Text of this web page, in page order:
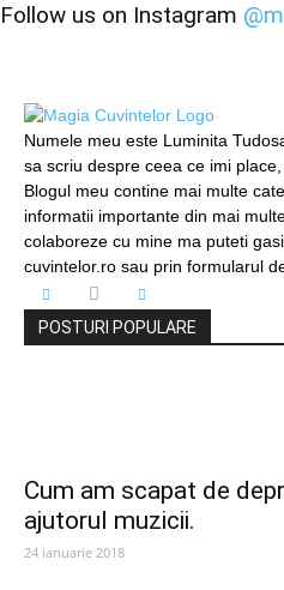
Follow us on Instagram
Numele meu este Luminita
sa scriu despre ceea ce imi
Blogul meu contine mai multe
informatii importante din mai
colaboreze cu mine ma puteti
cuvintelor.ro sau prin formularul
POSTURI POPULARE
Cum am scapat de
ajutorul muzicii.
24 ianuarie 2018